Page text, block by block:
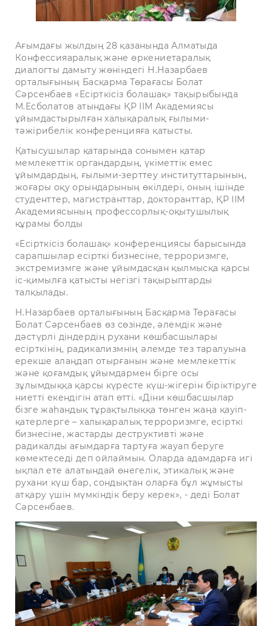
Ағымдағы жылдың 28 қазанында Алматыда
Конфессияаралық және өркениетаралық
диалогты дамыту жөніндегі Н.Назарбаев
орталығының Басқарма Төрағасы Болат
Сәрсенбаев «Есірткісіз болашақ» тақырыбында
М.Есболатов атындағы ҚР ІІМ Академиясы
ұйымдастырылған халықаралық ғылыми-
тәжірибелік конференцияға қатысты.
Қатысушылар қатарында сонымен қатар
мемлекеттік органдардың, үкіметтік емес
ұйымдардың, ғылыми-зерттеу институттарының,
жоғары оқу орындарының өкілдері, оның ішінде
студенттер, магистранттар, докторанттар, ҚР ІІМ
Академиясының профессорлық-оқытушылық
құрамы болды
«Есірткісіз болашақ» конференциясы барысында
сарапшылар есірткі бизнесіне, терроризмге,
экстремизмге және ұйымдасқан қылмысқа қарсы
іс-қимылға қатысты негізгі тақырыптарды
талқылады.
Н.Назарбаев орталығының Басқарма Төрағасы
Болат Сәрсенбаев өз сөзінде, әлемдік және
дәстүрлі діндердің рухани көшбасшылары
есірткінің, радикализмнің әлемде тез таралуына
ерекше алаңдап отырғанын және мемлекеттік
және қоғамдық ұйымдармен бірге осы
зұлымдыққа қарсы күресте күш-жігерін біріктіруге
ниетті екендігін атап өтті. «Діни көшбасшылар
бізге жаһандық тұрақтылыққа төнген жаңа қауіп-
қатерлерге – халықаралық терроризмге, есірткі
бизнесіне, жастарды деструктивті және
радикалды ағымдарға тартуға жауап беруге
көмектеседі деп ойлаймын. Оларда адамдарға игі
ықпал ете алатындай өнегелік, этикалық және
рухани күш бар, сондықтан оларға бұл жұмысты
атқару үшін мүмкіндік беру керек», - деді Болат
Сәрсенбаев.